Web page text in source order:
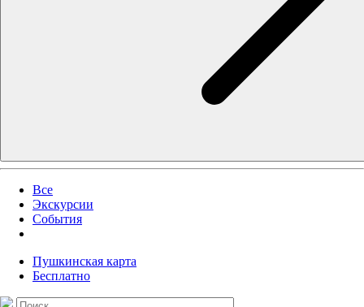
Все
Экскурсии
События
Пушкинская карта
Бесплатно